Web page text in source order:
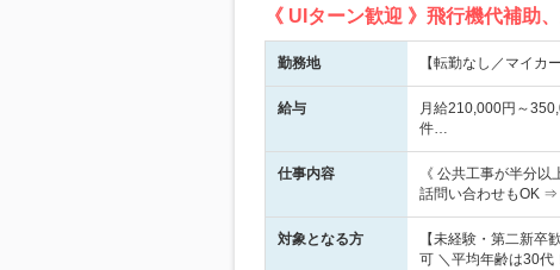
《 UIターン歓迎 》飛行機代補助
勤務地 【転勤なし／マイ
給与
月給210,000円～
件…
仕事内容
《 公共工事が半分
話問い合わせもOK
対象となる方
【未経験・第二新
可 ＼平均年齢は30代